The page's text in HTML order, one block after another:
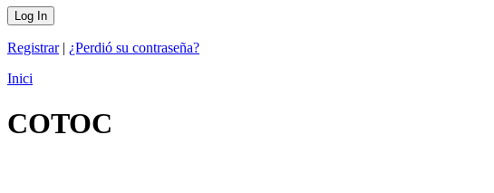
Registrar| ¿Perdió su contraseña?
Inici
COTOC